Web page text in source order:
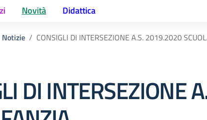
Novità Didattica
Notizie CONSIGLI DI INTERSEZIONE A.S. 2019.2020
DI INTERSEZIONE